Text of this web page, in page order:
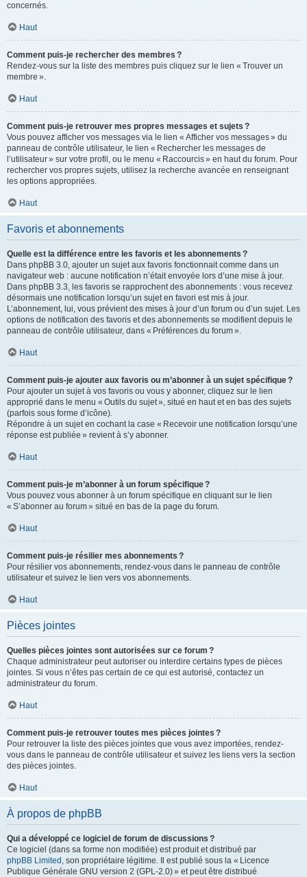
concernés.
Haut
Comment puis-je rechercher des membres ?
Rendez-vous sur la liste des membres puis cliquez sur le lien « Trouver un
membre ».
Haut
Comment puis-je retrouver mes propres messages et sujets ?
Vous pouvez afficher vos messages via le lien « Afficher vos messages » du
panneau de contrôle utilisateur, le lien « Rechercher les messages de
l’utilisateur » sur votre profil, ou le menu « Raccourcis » en haut du forum. Pour
rechercher vos propres sujets, utilisez la recherche avancée en renseignant
les options appropriées.
Haut
Favoris et abonnements
Quelle est la différence entre les favoris et les abonnements ?
Dans phpBB 3.0, ajouter un sujet aux favoris fonctionnait comme dans un
navigateur web : aucune notification n’était envoyée lors d’une mise à jour.
Dans phpBB 3.3, les favoris se rapprochent des abonnements : vous recevez
désormais une notification lorsqu’un sujet en favori est mis à jour.
L’abonnement, lui, vous prévient des mises à jour d’un forum ou d’un sujet. Les
options de notification des favoris et des abonnements se modifient depuis le
panneau de contrôle utilisateur, dans « Préférences du forum ».
Haut
Comment puis-je ajouter aux favoris ou m’abonner à un sujet spécifique ?
Pour ajouter un sujet à vos favoris ou vous y abonner, cliquez sur le lien
approprié dans le menu « Outils du sujet », situé en haut et en bas des sujets
(parfois sous forme d’icône).
Répondre à un sujet en cochant la case « Recevoir une notification lorsqu’une
réponse est publiée » revient à s’y abonner.
Haut
Comment puis-je m’abonner à un forum spécifique ?
Vous pouvez vous abonner à un forum spécifique en cliquant sur le lien
« S’abonner au forum » situé en bas de la page du forum.
Haut
Comment puis-je résilier mes abonnements ?
Pour résilier vos abonnements, rendez-vous dans le panneau de contrôle
utilisateur et suivez le lien vers vos abonnements.
Haut
Pièces jointes
Quelles pièces jointes sont autorisées sur ce forum ?
Chaque administrateur peut autoriser ou interdire certains types de pièces
jointes. Si vous n’êtes pas certain de ce qui est autorisé, contactez un
administrateur du forum.
Haut
Comment puis-je retrouver toutes mes pièces jointes ?
Pour retrouver la liste des pièces jointes que vous avez importées, rendez-
vous dans le panneau de contrôle utilisateur et suivez les liens vers la section
des pièces jointes.
Haut
À propos de phpBB
Qui a développé ce logiciel de forum de discussions ?
Ce logiciel (dans sa forme non modifiée) est produit et distribué par
phpBB Limited , son propriétaire légitime. Il est publié sous la « Licence
Publique Générale GNU version 2 (GPL-2.0) » et peut être distribué